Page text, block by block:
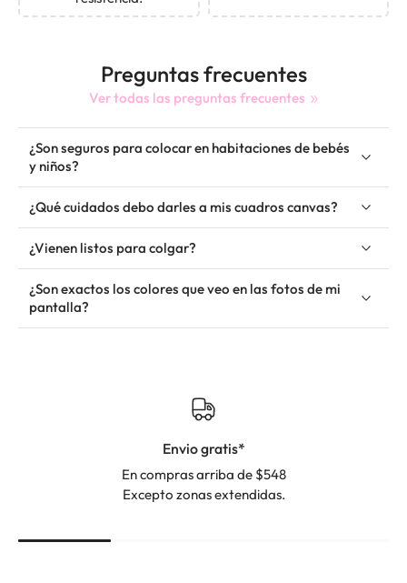
Preguntas frecuentes
Ver todas las preguntas frecuentes
¿Son seguros para colocar en habitaciones de bebés
y niños?
¿Qué cuidados debo darles a mis cuadros canvas?
¿Vienen listos para colgar?
¿Son exactos los colores que veo en las fotos de mi
pantalla?
Envio gratis*
En compras arriba de $548
Excepto zonas extendidas.